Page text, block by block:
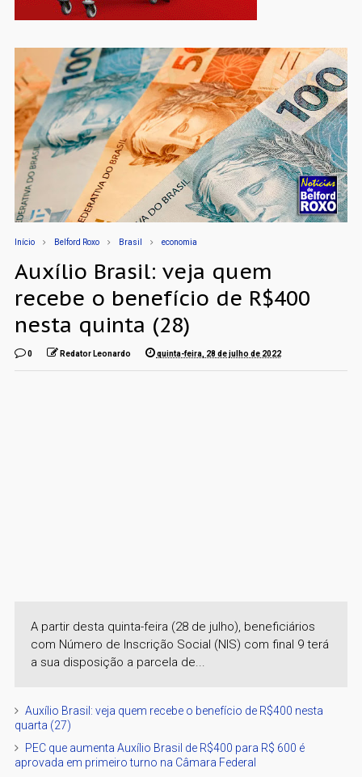
Início Belford Roxo Brasil economia
Auxílio Brasil: veja quem
recebe o benefício de R$400
nesta quinta (28)
0 Redator Leonardo quinta-feira, 28 de julho de 2022
A partir desta quinta-feira (28 de julho), beneficiários
com Número de Inscrição Social (NIS) com final 9 terá
a sua disposição a parcela de...
Auxílio Brasil: veja quem recebe o benefício de R$400 nesta
quarta (27)
PEC que aumenta Auxílio Brasil de R$400 para R$ 600 é
aprovada em primeiro turno na Câmara Federal